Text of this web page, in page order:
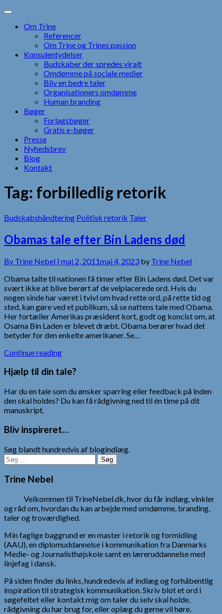
Skip
contentOm Trine
Referencer
Om Trine og Trines passion
Konsulentydelser
Budskaber der spredes viralt
Omdømme på sociale medier
Bliv en bedre taler
Organisationers omdømme
Human branding
Bøger
Forlagsbøger
Gratis e-bøger
Presse
Nyhedsbrev
Blog
Kontakt
Tag: forbilledlig retorik
Budskabshåndtering Politisk retorik Taler
Obamas tale efter Bin Ladens død
By Trine Nebel | maj 2, 2011maj 4, 2023 by Trine Nebel
Obama talte til nationen få timer efter Bin Ladens død. Det var
svært ikke at blive berørt af de velplacerede ord. Hvis du
nogen sinde har været i tvivl om hvad rette ord, på rette tid og
sted, kan gøre ved et publikum, så se nattens tale med Obama.
Her fortæller Amerikas præsident kort, godt og koncist om, at
Osama Bin Laden er blevet dræbt. Obama berører hvad det
betyder for den enkelte amerikaner. Se…
Continue reading
Hjælp til din tale?
Har du en tale som du ønsker sparring eller feedback på inden
den skal holdes? Du kan få rådgivning ned til én time på dit
manuskript.
Bliv inspireret…
Søg blandt hundredvis af blogindlæg.
Søg
efter:
Trine Nebel
Velkommen til TrineNebel.dk, hvor du får indlæg, vinkler
og råd om, hvordan du kan arbejde med omdømme, branding,
taler og troværdighed.
Min faglige baggrund er en master i retorik og formidling
(AAU), en diplomuddannelse i kommunikation fra Danmarks
Medie- og Journalisthøjskole samt en læreruddannelse med
linjefag i dansk.
På siden finder du links, hundredevis af indlæg og forhåbentlig
inspiration til strategisk kommunikation. Skriv blot et ord i
søgefeltet eller kontakt mig om taler du selv skal holde,
rådgivning du har brug for, eller oplæg du gerne vil høre.